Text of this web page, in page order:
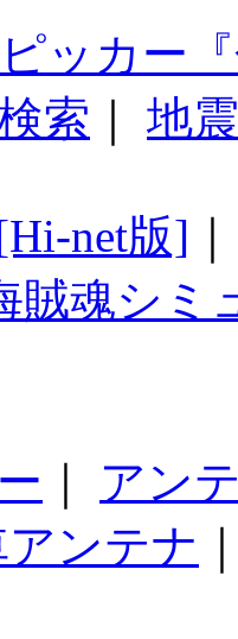
ッカー
索
地
net版]
賊魂シミ
アン
ンテナ